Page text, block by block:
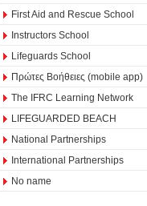
First Aid and Rescue School
Instructors School
Lifeguards School
Πρώτες Βοήθειες (mobile app)
The IFRC Learning Network
LIFEGUARDED BEACH
National Partnerships
International Partnerships
No name